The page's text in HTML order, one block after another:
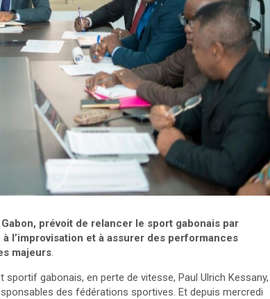
prévoit de relancer le sport gabonais par
l’improvisation et à assurer des performances
majeurs.
gabonais, en perte de vitesse, Paul Ulrich Kessany,
des fédérations sportives. Et depuis mercredi